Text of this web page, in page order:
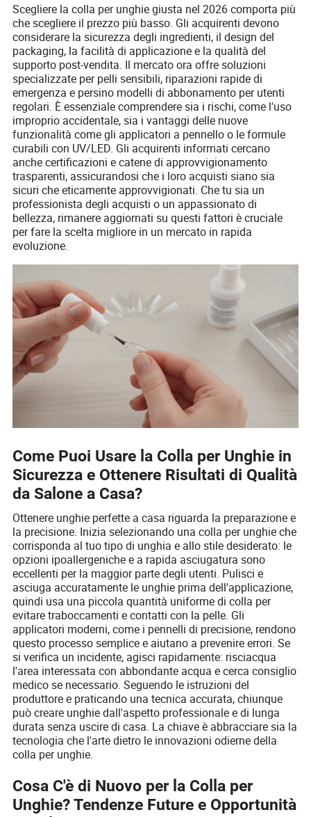
Scegliere la colla per unghie giusta nel 2026 comporta più
che scegliere il prezzo più basso. Gli acquirenti devono
considerare la sicurezza degli ingredienti, il design del
packaging, la facilità di applicazione e la qualità del
supporto post-vendita. Il mercato ora offre soluzioni
specializzate per pelli sensibili, riparazioni rapide di
emergenza e persino modelli di abbonamento per utenti
regolari. È essenziale comprendere sia i rischi, come l'uso
improprio accidentale, sia i vantaggi delle nuove
funzionalità come gli applicatori a pennello o le formule
curabili con UV/LED. Gli acquirenti informati cercano
anche certificazioni e catene di approvvigionamento
trasparenti, assicurandosi che i loro acquisti siano sia
sicuri che eticamente approvvigionati. Che tu sia un
professionista degli acquisti o un appassionato di
bellezza, rimanere aggiornati su questi fattori è cruciale
per fare la scelta migliore in un mercato in rapida
evoluzione.
Come Puoi Usare la Colla per Unghie in
Sicurezza e Ottenere Risultati di Qualità
da Salone a Casa?
Ottenere unghie perfette a casa riguarda la preparazione e
la precisione. Inizia selezionando una colla per unghie che
corrisponda al tuo tipo di unghia e allo stile desiderato: le
opzioni ipoallergeniche e a rapida asciugatura sono
eccellenti per la maggior parte degli utenti. Pulisci e
asciuga accuratamente le unghie prima dell'applicazione,
quindi usa una piccola quantità uniforme di colla per
evitare traboccamenti e contatti con la pelle. Gli
applicatori moderni, come i pennelli di precisione, rendono
questo processo semplice e aiutano a prevenire errori. Se
si verifica un incidente, agisci rapidamente: risciacqua
l'area interessata con abbondante acqua e cerca consiglio
medico se necessario. Seguendo le istruzioni del
produttore e praticando una tecnica accurata, chiunque
può creare unghie dall'aspetto professionale e di lunga
durata senza uscire di casa. La chiave è abbracciare sia la
tecnologia che l'arte dietro le innovazioni odierne della
colla per unghie.
Cosa C'è di Nuovo per la Colla per
Unghie? Tendenze Future e Opportunità